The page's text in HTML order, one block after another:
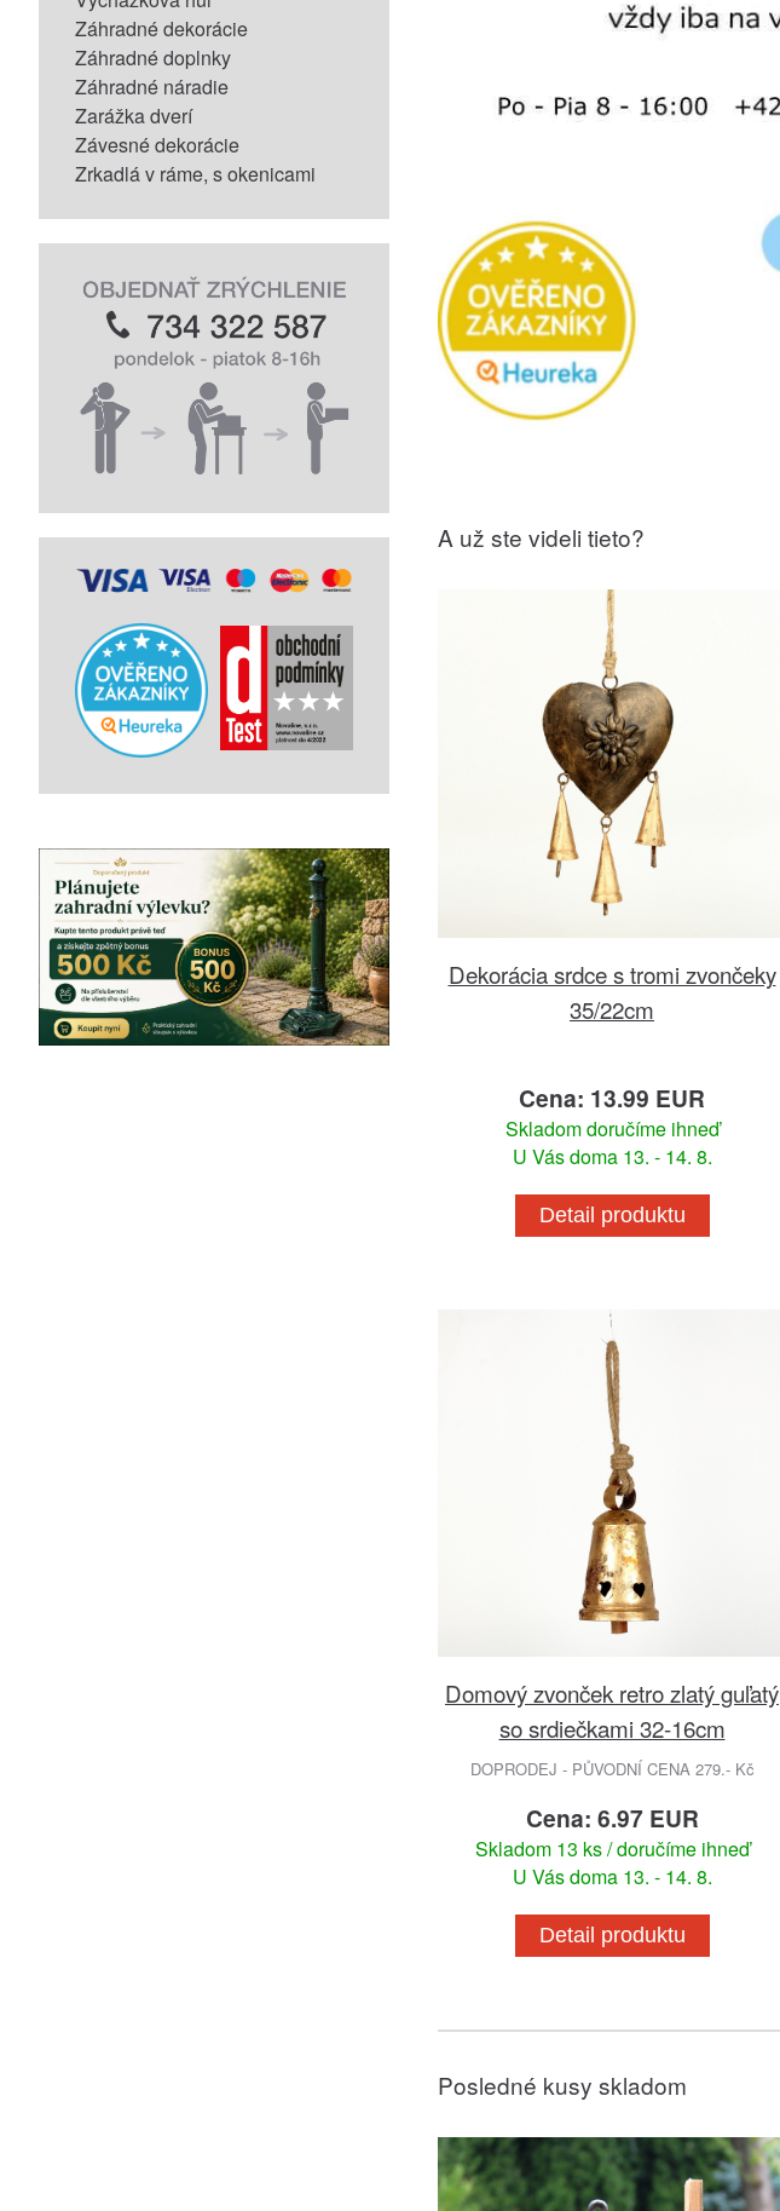
Záhradné dekorácie
Záhradné doplnky
Záhradné náradie
Zarážka dverí
Závesné dekorácie
Zrkadlá v ráme, s okenicami
A už ste videli tieto?
Dekorácia srdce s tromi zvončeky
35/22cm
Cena: 13.99 EUR
Skladom doručíme ihneď
U Vás doma 13. - 14. 8.
Detail produktu
Domový zvonček retro zlatý guľatý
so srdiečkami 32-16cm
DOPRODEJ - PŮVODNÍ CENA 279.- Kč
Cena: 6.97 EUR
Skladom 13 ks / doručíme ihneď
U Vás doma 13. - 14. 8.
Detail produktu
Posledné kusy skladom